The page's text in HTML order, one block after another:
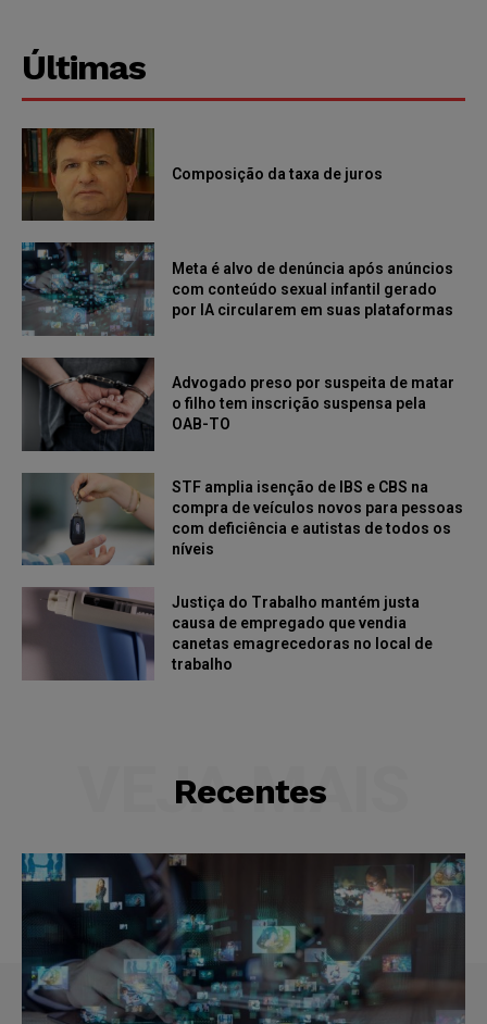
Últimas
Composição da taxa de juros
Meta é alvo de denúncia após anúncios
com conteúdo sexual infantil gerado
por IA circularem em suas plataformas
Advogado preso por suspeita de matar
o filho tem inscrição suspensa pela
OAB-TO
STF amplia isenção de IBS e CBS na
compra de veículos novos para pessoas
com deficiência e autistas de todos os
níveis
Justiça do Trabalho mantém justa
causa de empregado que vendia
canetas emagrecedoras no local de
trabalho
Recentes
VEJA MAIS